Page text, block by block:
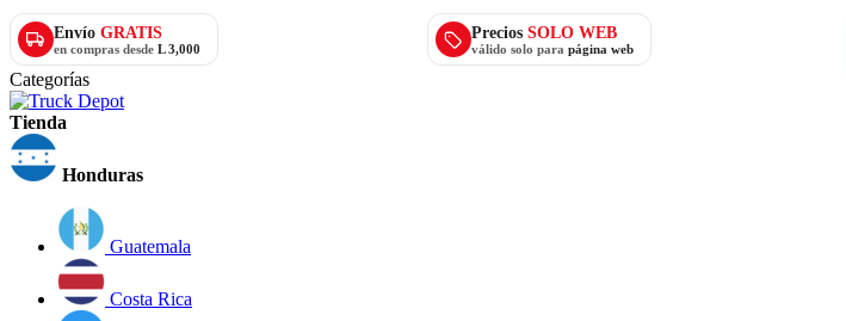
Envío GRATIS
en compras desde L 3,000
Precios SOLO WEB
válido solo para página web
Categorías
Tienda
Honduras
Guatemala
Costa Rica